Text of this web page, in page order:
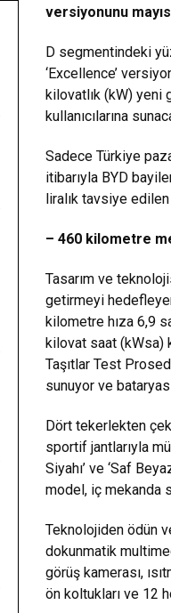
versiyonunu
D segmentindeki
‘Excellence’
kilovatlık (kW) yeni
kullanıcılarına
Sadece Türkiye
itibarıyla BYD
liralık tavsiye
– 460 kilometre
Tasarım ve
getirmeyi
kilometre hıza 6,9
kilovat saat (kWsa)
Taşıtlar Test
sunuyor ve
Dört tekerlekten
sportif jantlarıyla
Siyahı’ ve ‘Saf
model, iç mekanda
Teknolojiden ödün
dokunmatik
görüş kamerası,
ön koltukları ve 12